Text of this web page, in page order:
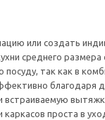
или создать
среднего размера
так как в
проста в